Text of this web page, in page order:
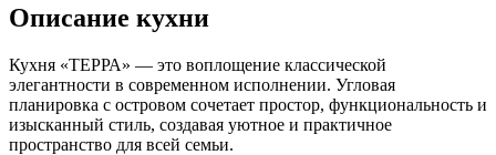
Описание кухни
Кухня «ТЕРРА» — это воплощение классической
элегантности в современном исполнении. Угловая
планировка с островом сочетает простор, функциональность и
изысканный стиль, создавая уютное и практичное
пространство для всей семьи.